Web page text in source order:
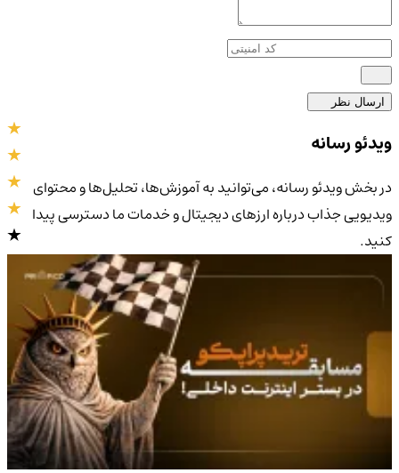
ارسال نظر
4.9/5
ویدئو رسانه
در بخش ویدئو رسانه، می‌توانید به آموزش‌ها، تحلیل‌ها و محتوای
ویدیویی جذاب درباره ارزهای دیجیتال و خدمات ما دسترسی پیدا
کنید.